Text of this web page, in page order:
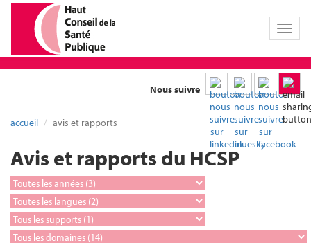
Toggle
Nous suivre
accueil avis et rapports
Avis et rapports du HCSP